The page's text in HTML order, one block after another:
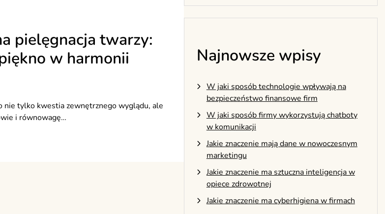
pielęgnacja twarzy:
w harmonii
nie tylko kwestia zewnętrznego wyglądu, ale
i równowagę…
Najnowsze wpisy
W jaki sposób technologie wpływają na
bezpieczeństwo finansowe firm
W jaki sposób firmy wykorzystują chatboty
w komunikacji
Jakie znaczenie mają dane w nowoczesnym
marketingu
Jakie znaczenie ma sztuczna inteligencja w
opiece zdrowotnej
Jakie znaczenie ma cyberhigiena w firmach